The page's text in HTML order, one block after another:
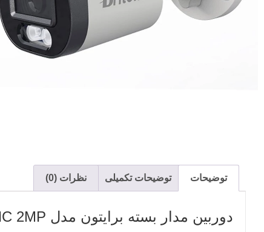
توضیحات توضیحات تکمیلی نظرات (0)
دوربین مدار بسته برایتون مدل Briton UVC-222B49M-MC 2MP